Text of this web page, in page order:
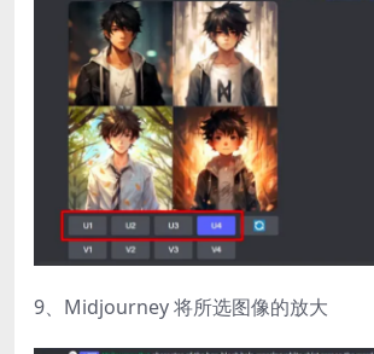
9、Midjourney 将所选图像的放大